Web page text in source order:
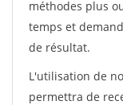
méthodes plus
temps et
de résultat.
L'utilisation de
permettra de